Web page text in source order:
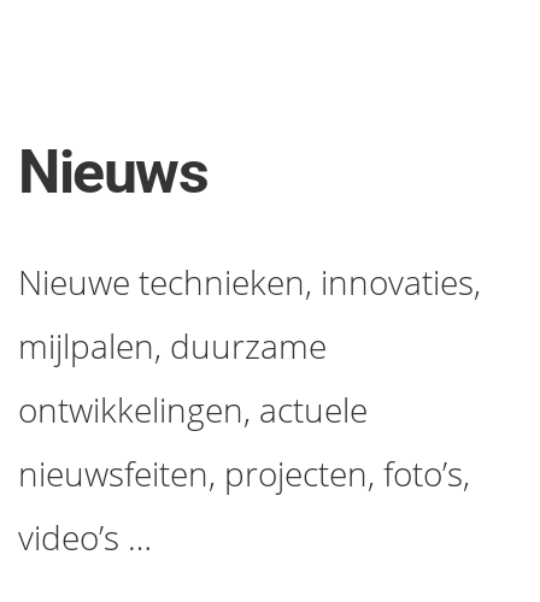
Nieuws
Nieuwe technieken, innovaties,
mijlpalen, duurzame
ontwikkelingen, actuele
nieuwsfeiten, projecten, foto’s,
video’s …